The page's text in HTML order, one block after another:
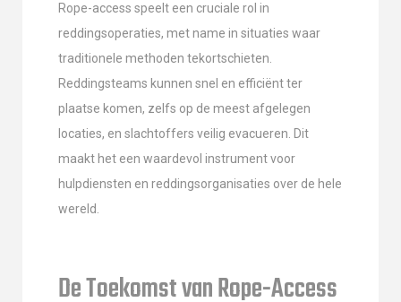
Rope-access speelt een cruciale rol in
reddingsoperaties, met name in situaties waar
traditionele methoden tekortschieten.
Reddingsteams kunnen snel en efficiënt ter
plaatse komen, zelfs op de meest afgelegen
locaties, en slachtoffers veilig evacueren. Dit
maakt het een waardevol instrument voor
hulpdiensten en reddingsorganisaties over de hele
wereld.
De Toekomst van Rope-Access